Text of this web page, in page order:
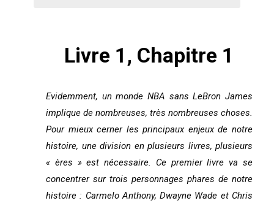
Livre 1, Chapitre 1
Evidemment, un monde NBA sans LeBron James
implique de nombreuses, très nombreuses choses.
Pour mieux cerner les principaux enjeux de notre
histoire, une division en plusieurs livres, plusieurs
« ères » est nécessaire. Ce premier livre va se
concentrer sur trois personnages phares de notre
histoire : Carmelo Anthony, Dwayne Wade et Chris